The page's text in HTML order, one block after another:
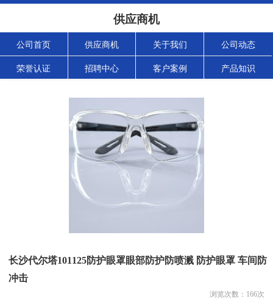
供应商机
公司首页 供应商机 关于我们 公司动态
荣誉认证 招聘中心 客户案例 产品知识
长沙代尔塔101125防护眼罩眼部防护防喷溅 防护眼罩 车间防
冲击
浏览次数： 166次